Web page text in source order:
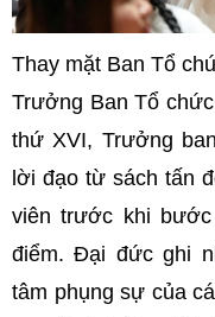
Thay mặt Ban Tổ
Trưởng Ban Tổ
thứ XVI, Trưởng
lời đạo từ sách tấn
viên trước khi
điểm. Đại đức ghi
tâm phụng sự của